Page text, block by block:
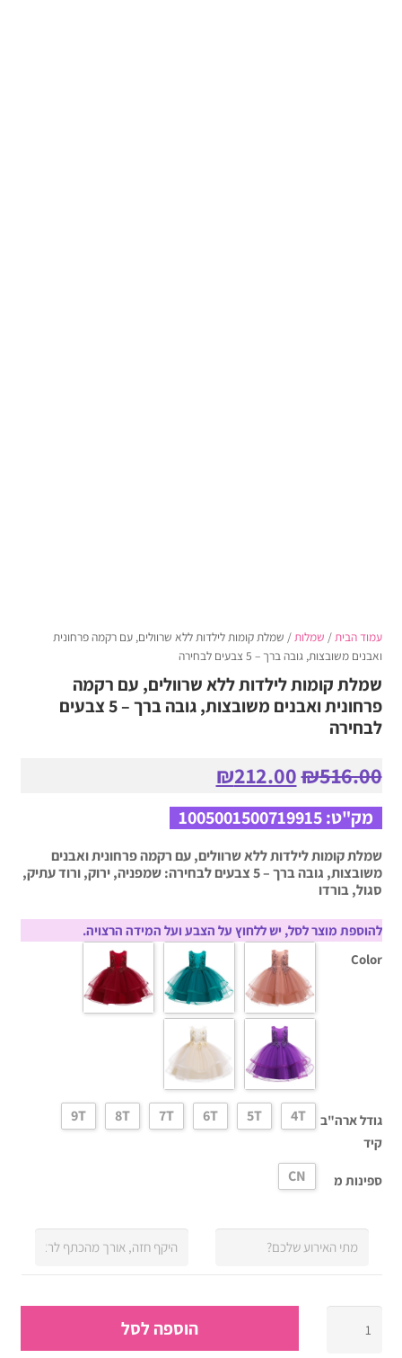
עמוד הבית / שמלות / שמלת קומות לילדות ללא שרוולים, עם רקמה פרחונית
ואבנים משובצות, גובה ברך – 5 צבעים לבחירה
שמלת קומות לילדות ללא שרוולים, עם רקמה
פרחונית ואבנים משובצות, גובה ברך – 5 צבעים
לבחירה
₪516.00 המחיר
המקורי
היה:
₪212.00
הנוכחי
הוא: מק"ט:1005001500719915
שמלת קומות לילדות ללא שרוולים, עם רקמה פרחונית ואבנים
משובצות, גובה ברך – 5 צבעים לבחירה: שמפניה, ירוק, ורוד עתיק,
סגול, בורדו
להוספת מוצר לסל, יש ללחוץ על הצבע ועל המידה הרצויה.
Color
גודל ארה"ב
קיד
4T
5T
6T
7T
8T
9T
ספינות מ CN
של
הוספה לסל